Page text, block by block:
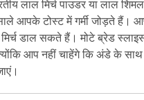
लाल मिर्च पाउडर या लाल
आपके टोस्ट में गर्मी जोड़ते हैं।
मिर्च डाल सकते हैं। मोटे ब्रेड
आप नहीं चाहेंगे कि अंडे के